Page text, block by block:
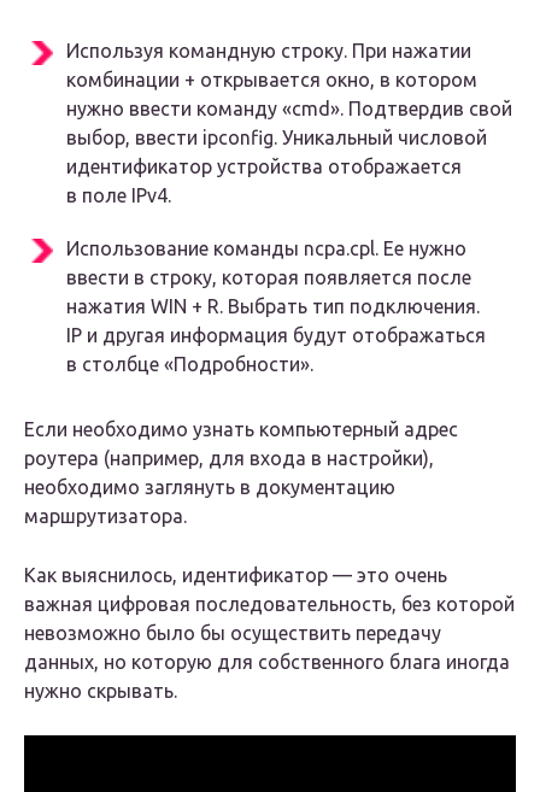
Используя командную строку. При нажатии
комбинации + открывается окно, в котором
нужно ввести команду «cmd». Подтвердив свой
выбор, ввести ipconfig. Уникальный числовой
идентификатор устройства отображается
в поле IPv4.
Использование команды ncpa.cpl. Ее нужно
ввести в строку, которая появляется после
нажатия WIN + R. Выбрать тип подключения.
IP и другая информация будут отображаться
в столбце «Подробности».
Если необходимо узнать компьютерный адрес
роутера (например, для входа в настройки),
необходимо заглянуть в документацию
маршрутизатора.
Как выяснилось, идентификатор — это очень
важная цифровая последовательность, без которой
невозможно было бы осуществить передачу
данных, но которую для собственного блага иногда
нужно скрывать.